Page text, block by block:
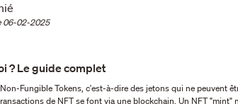
06-02-2025
? Le guide complet
Fungible Tokens, c'est-à-dire des jetons qui ne peuvent
de NFT se font via une blockchain. Un NFT "mint" ne